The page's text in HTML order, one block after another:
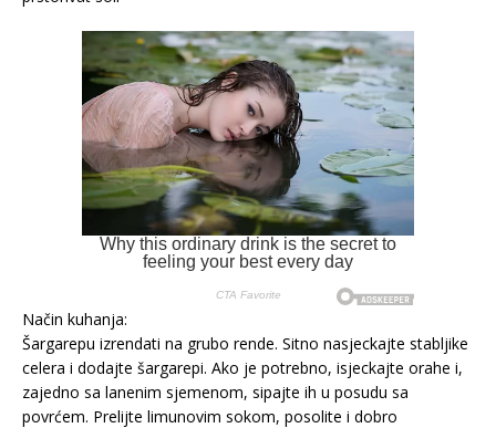
Način kuhanja:
Šargarepu izrendati na grubo rende. Sitno nasjeckajte stabljike
celera i dodajte šargarepi. Ako je potrebno, isjeckajte orahe i,
zajedno sa lanenim sjemenom, sipajte ih u posudu sa
povrćem. Prelijte limunovim sokom, posolite i dobro